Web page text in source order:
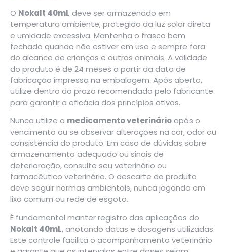
O Nokalt 40mL deve ser armazenado em
temperatura ambiente, protegido da luz solar direta
e umidade excessiva. Mantenha o frasco bem
fechado quando não estiver em uso e sempre fora
do alcance de crianças e outros animais. A validade
do produto é de 24 meses a partir da data de
fabricação impressa na embalagem. Após aberto,
utilize dentro do prazo recomendado pelo fabricante
para garantir a eficácia dos princípios ativos.
Nunca utilize o medicamento veterinárioapós o
vencimento ou se observar alterações na cor, odor ou
consistência do produto. Em caso de dúvidas sobre
armazenamento adequado ou sinais de
deterioração, consulte seu veterinário ou
farmacêutico veterinário. O descarte do produto
deve seguir normas ambientais, nunca jogando em
lixo comum ou rede de esgoto.
É fundamental manter registro das aplicações do
Nokalt 40mL, anotando datas e dosagens utilizadas.
Este controle facilita o acompanhamento veterinário